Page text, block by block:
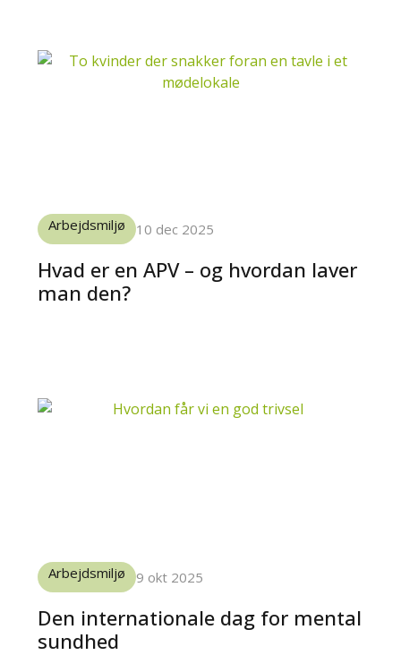
Arbejdsmiljø 10 dec 2025
Hvad er en APV – og hvordan laver
man den?
Arbejdsmiljø 9 okt 2025
Den internationale dag for mental
sundhed